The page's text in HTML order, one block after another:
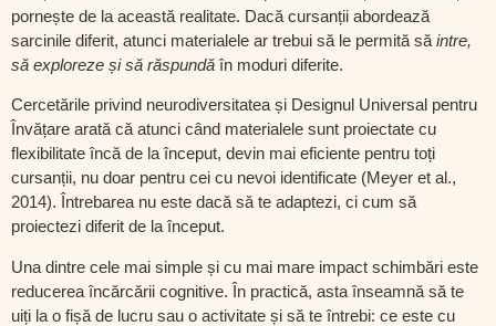
pornește de la această realitate. Dacă cursanții abordează
sarcinile diferit, atunci materialele ar trebui să le permită să intre,
să exploreze și să răspundă în moduri diferite.
Cercetările privind neurodiversitatea și Designul Universal pentru
Învățare arată că atunci când materialele sunt proiectate cu
flexibilitate încă de la început, devin mai eficiente pentru toți
cursanții, nu doar pentru cei cu nevoi identificate (Meyer et al.,
2014). Întrebarea nu este dacă să te adaptezi, ci cum să
proiectezi diferit de la început.
Una dintre cele mai simple și cu mai mare impact schimbări este
reducerea încărcării cognitive. În practică, asta înseamnă să te
uiți la o fișă de lucru sau o activitate și să te întrebi: ce este cu